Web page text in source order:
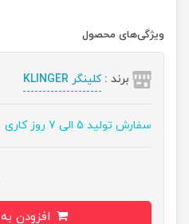
ویژگی‌های محصول
برند :کلینگر KLINGER
سفارش تولید 5 الی 7 روز کاری